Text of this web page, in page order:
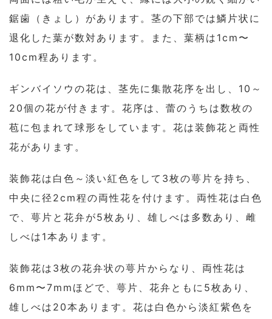
鋸歯（きょし）があります。茎の下部では鱗片状に
退化した葉が数対あります。また、葉柄は1cm〜
10cm程あります。
ギンバイソウの花は、茎先に集散花序を出し、10～
20個の花が付きます。花序は、蕾のうちは数枚の
苞に包まれて球形をしています。花は装飾花と両性
花があります。
装飾花は白色～淡い紅色をして3枚の萼片を持ち、
中央に径2cm程の両性花を付けます。両性花は白色
で、萼片と花弁が5枚あり、雄しべは多数あり、雌
しべは1本あります。
装飾花は3枚の花弁状の萼片からなり、両性花は
6mm〜7mmほどで、萼片、花弁ともに5枚あり、
雄しべは20本あります。花は白色から淡紅紫色を